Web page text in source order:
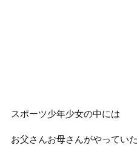
スポーツ少年少女の中には
お父さんお母さんがやっていた